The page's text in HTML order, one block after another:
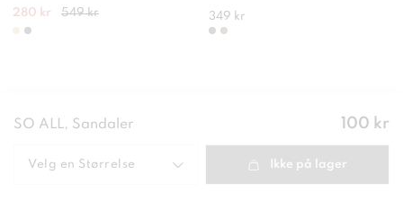
280 kr 549 kr 349 kr
SO ALL, Sandaler Pris:
100 kr
Velg en Størrelse Ikke på lager